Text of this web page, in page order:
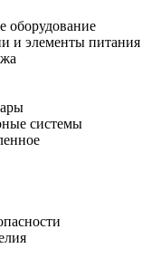
оборудование
и элементы питания
системы